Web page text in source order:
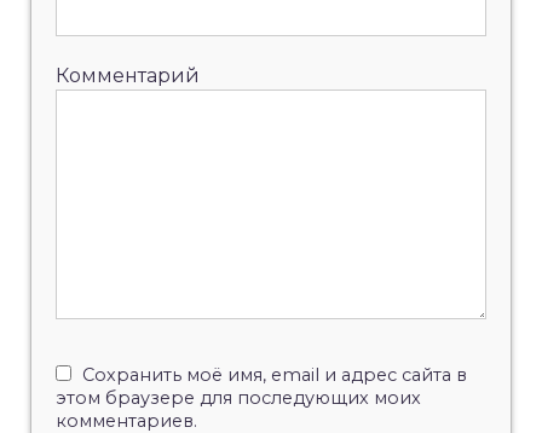
Комментарий
Сохранить моё имя, email и адрес сайта в
этом браузере для последующих моих
комментариев.